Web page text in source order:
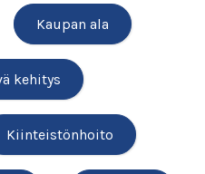
Kaupan ala
kehitys
Kiinteistönhoito